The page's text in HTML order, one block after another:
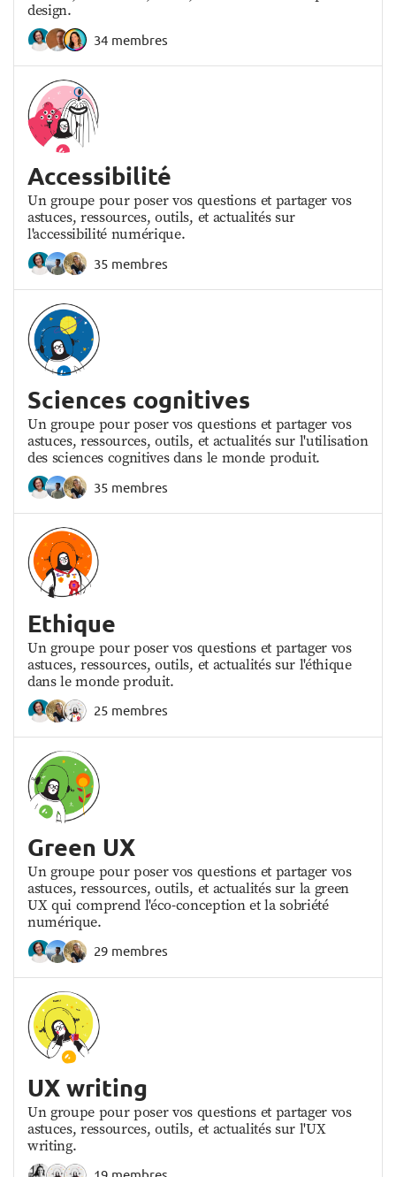
design.
34 membres
Accessibilité
Un groupe pour poser vos questions et partager vos
astuces, ressources, outils, et actualités sur
l'accessibilité numérique.
35 membres
Sciences cognitives
Un groupe pour poser vos questions et partager vos
astuces, ressources, outils, et actualités sur l'utilisation
des sciences cognitives dans le monde produit.
35 membres
Ethique
Un groupe pour poser vos questions et partager vos
astuces, ressources, outils, et actualités sur l'éthique
dans le monde produit.
25 membres
Green UX
Un groupe pour poser vos questions et partager vos
astuces, ressources, outils, et actualités sur la green
UX qui comprend l'éco-conception et la sobriété
numérique.
29 membres
UX writing
Un groupe pour poser vos questions et partager vos
astuces, ressources, outils, et actualités sur l'UX
writing.